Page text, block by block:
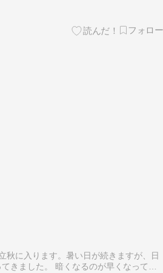
秋に入ります。暑い日が続きますが、日
きました。 暗くなるのが早くなってく